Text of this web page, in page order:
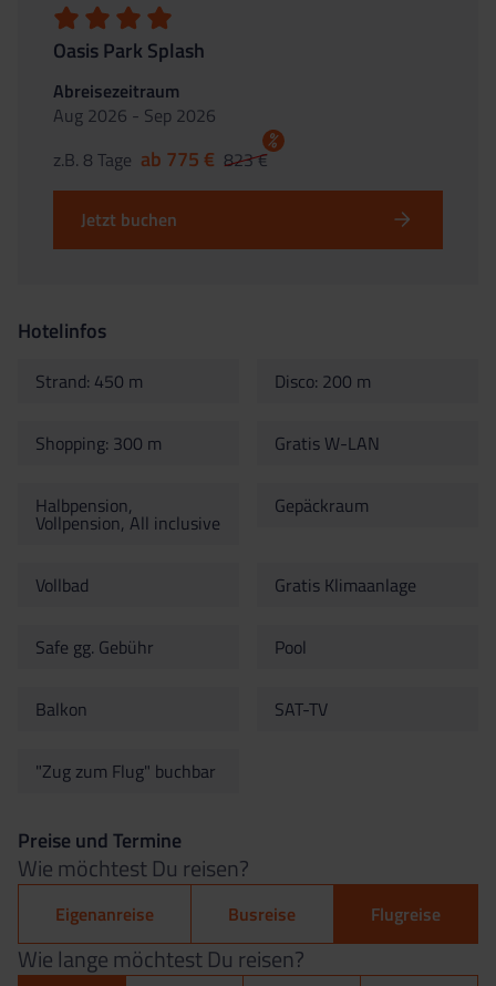
Oasis Park Splash
Abreisezeitraum
Aug 2026 - Sep 2026
z.B. 8 Tage ab 775 € 823 €
%
Jetzt buchen
Hotelinfos
Strand: 450 m Disco: 200 m
Shopping: 300 m Gratis W-LAN
Halbpension,
Vollpension, All inclusive
Gepäckraum
Vollbad Gratis Klimaanlage
Safe gg. Gebühr Pool
Balkon SAT-TV
"Zug zum Flug" buchbar
Preise und Termine
Wie möchtest Du reisen?
Eigenanreise Busreise Flugreise
Wie lange möchtest Du reisen?